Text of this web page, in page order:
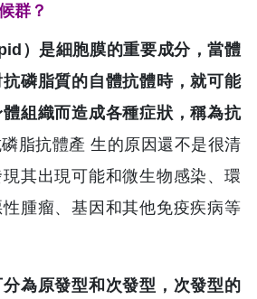
群？
）是細胞膜的重要成分，當體
磷脂質的自體抗體時，就可能
組織而造成各種症狀，稱為抗
脂抗體產 生的原因還不是很清
其出現可能和微生物感染、環
腫瘤、基因和其他免疫疾病等
為原發型和次發型，次發型的